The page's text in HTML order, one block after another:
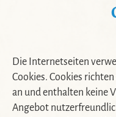
Die Internetseiten
Cookies. Cookies
an und enthalten keine
Angebot